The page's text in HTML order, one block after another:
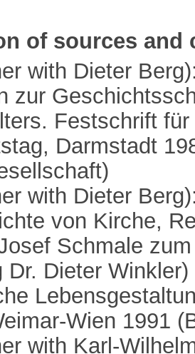
of sources and
with Dieter
zur
Festschrift
Darmstadt
with Dieter
von Kirche,
Schmale
Dr. Dieter Winkler)
Wien 1991
with Karl-